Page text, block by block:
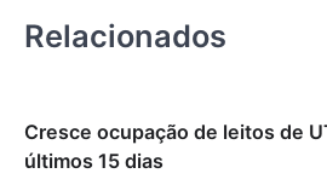
Relacionados
Cresce ocupação de leitos de
últimos 15 dias